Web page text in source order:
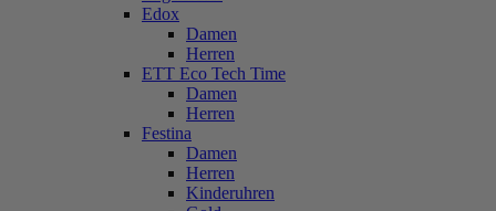
Edox
Damen
Herren
ETT Eco Tech Time
Damen
Herren
Festina
Damen
Herren
Kinderuhren